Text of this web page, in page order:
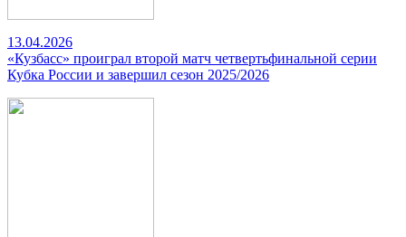
13.04.2026
«Кузбасс» проиграл второй матч четвертьфинальной серии
Кубка России и завершил сезон 2025/2026